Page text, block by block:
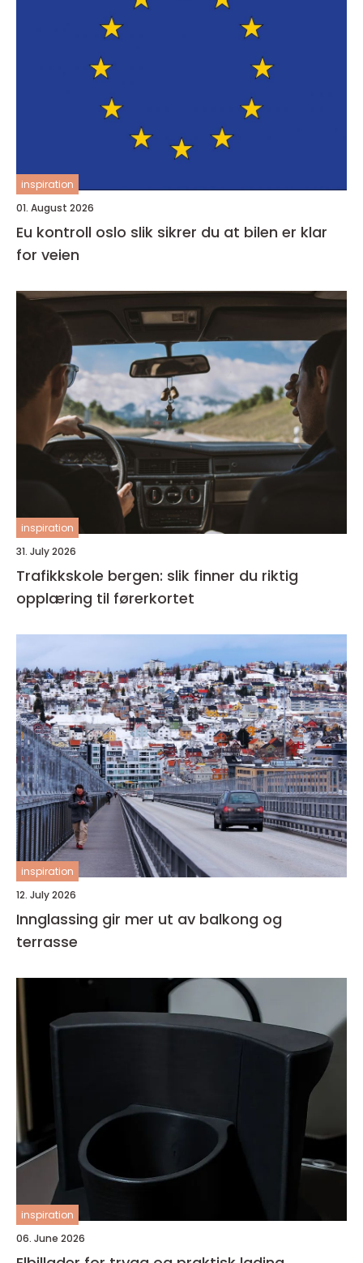
inspiration
01. August 2026
Eu kontroll oslo slik sikrer du at bilen er klar
for veien
inspiration
31. July 2026
Trafikkskole bergen: slik finner du riktig
opplæring til førerkortet
inspiration
12. July 2026
Innglassing gir mer ut av balkong og
terrasse
inspiration
06. June 2026